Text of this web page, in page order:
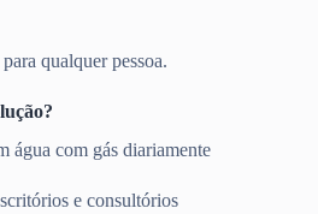
qualquer pessoa.
água com gás diariamente
e consultórios